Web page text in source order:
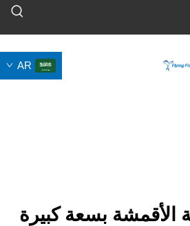
بسعة كبيرة